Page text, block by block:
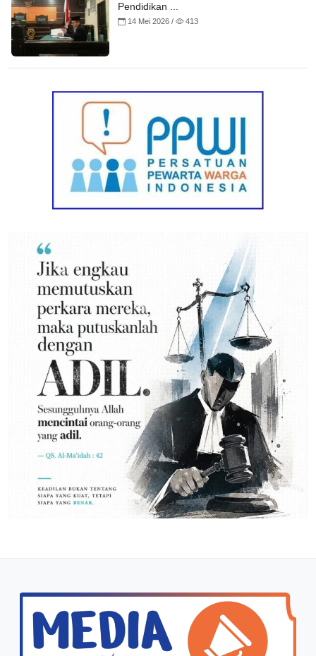
Pendidikan ...
14 Mei 2026 / 413